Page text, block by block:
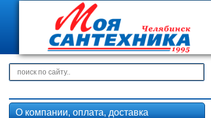
О компании, оплата, доставка